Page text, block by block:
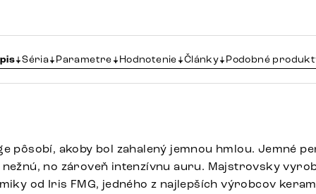
Séria Parametre Hodnotenie Články Podobné
pôsobí, akoby bol zahalený jemnou hmlou. Jemné
nežnú, no zároveň intenzívnu auru. Majstrovsky
od Iris FMG, jedného z najlepších výrobcov